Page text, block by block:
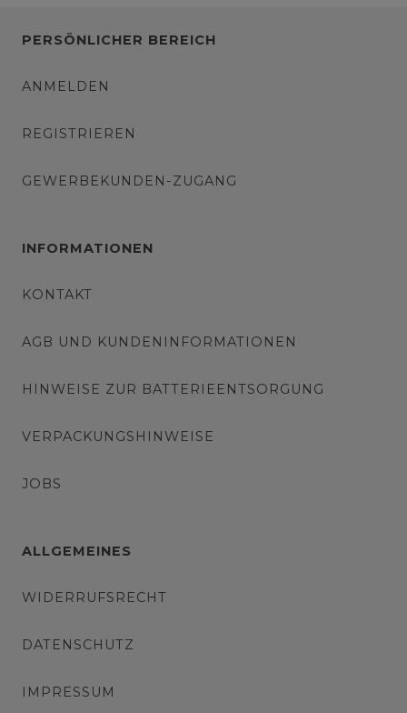
PERSÖNLICHER BEREICH
ANMELDEN
REGISTRIEREN
GEWERBEKUNDEN-ZUGANG
INFORMATIONEN
KONTAKT
AGB UND KUNDENINFORMATIONEN
HINWEISE ZUR BATTERIEENTSORGUNG
VERPACKUNGSHINWEISE
JOBS
ALLGEMEINES
WIDERRUFSRECHT
DATENSCHUTZ
IMPRESSUM